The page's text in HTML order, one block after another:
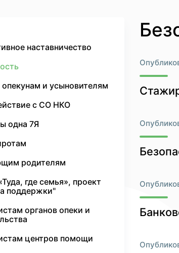
наставничество
и усыновителям
с СО НКО
одна 7Я
родителям
где семья», проект
поддержки"
органов опеки и
центров помощи